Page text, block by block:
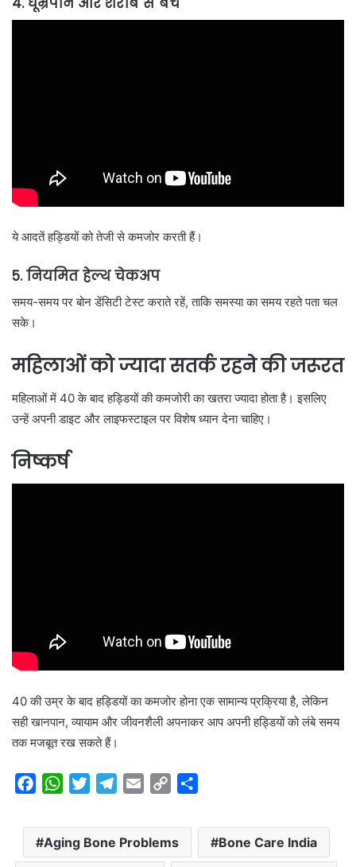
ये आदतें हड्डियों को तेजी से कमजोर करती हैं।
5. नियमित हेल्थ चेकअप
समय-समय पर बोन डेंसिटी टेस्ट कराते रहें, ताकि समस्या का समय रहते पता चल
सके।
महिलाओं को ज्यादा सतर्क रहने की जरूरत
महिलाओं में 40 के बाद हड्डियों की कमजोरी का खतरा ज्यादा होता है। इसलिए
उन्हें अपनी डाइट और लाइफस्टाइल पर विशेष ध्यान देना चाहिए।
निष्कर्ष
40 की उम्र के बाद हड्डियों का कमजोर होना एक सामान्य प्रक्रिया है, लेकिन
सही खानपान, व्यायाम और जीवनशैली अपनाकर आप अपनी हड्डियों को लंबे समय
तक मजबूत रख सकते हैं।
c
e
W
a
t
i
t
l
e
a
i
p
y
a
Aging Bone Problems Bone Care India